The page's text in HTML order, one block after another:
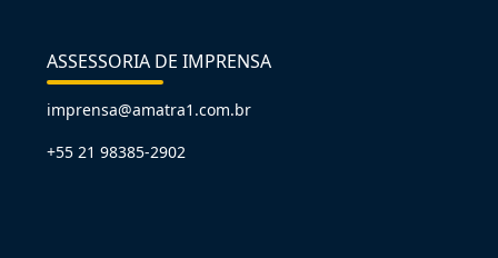
ASSESSORIA DE IMPRENSA
imprensa@amatra1.com.br
+55 21 98385-2902